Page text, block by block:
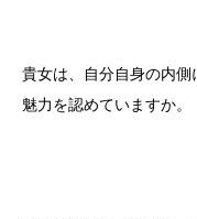
貴女は、自分自身の内
魅力を認めていますか。